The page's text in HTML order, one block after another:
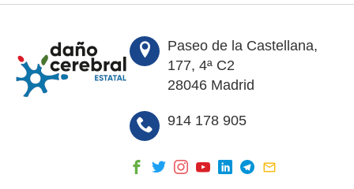
Paseo de la Castellana,
177, 4ª C2
28046 Madrid
914 178 905